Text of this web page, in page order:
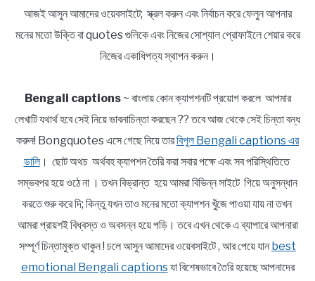
আজই আসুন আমাদের ওয়েবসাইটে; স্ক্রল করুন এবং নির্বাচন করে ফেলুন আপনার
মনের মতো উক্তি বা quotes গুলিকে এবং নিজের সোশ্যাল প্রোফাইলে শেয়ার করে
নিজের একাধিপত্য স্থাপন করুন।
Bengali captions~ বাংলায় কোন ক্যাপশনটি প্রয়োগ করলে আপমার
লেখাটি যথার্থ হবে সেই নিয়ে ভাবনাচিন্তা করছেন ?? তবে আজ থেকে সেই চিন্তা বন্ধ
করুন! Bongquotes এসে গেছে নিয়ে তারবিপুল Bengali captions এর
ডালি। ছোট অথচ অর্থবহ ক্যাপশন তৈরি করা সবার পক্ষে এবং সব পরিস্থিতিতে
সম্ভবপর হয়ে ওঠে না । তখন বিভ্রান্ত হয়ে আমরা বিভিন্ন সাইটে গিয়ে অনুসন্ধান
করতে শুরু করে দি; কিন্তু যখন তাও মনের মতো ক্যাপশন খুঁজে পাওয়া যায় না তখন
আমরা প্রায়শই বিধ্বস্ত ও অবসন্ন হয়ে পড়ি। তবে এখন থেকে এ ব্যাপারে আপনারা
সম্পূর্ণ চিন্তামুক্ত থাকুন ! চলে আসুন আমাদের ওয়েবসাইটে , আর পেয়ে যান best
emotional Bengali captionsযা বিশেষভাবে তৈরি হয়েছে আপনাদের